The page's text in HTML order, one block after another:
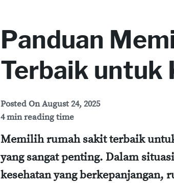
Panduan
Terbaik untuk
Posted OnAugust 24, 2025
4 min reading time
Memilih rumah sakit terbaik
yang sangat penting. Dalam
kesehatan yang berkepanjangan,